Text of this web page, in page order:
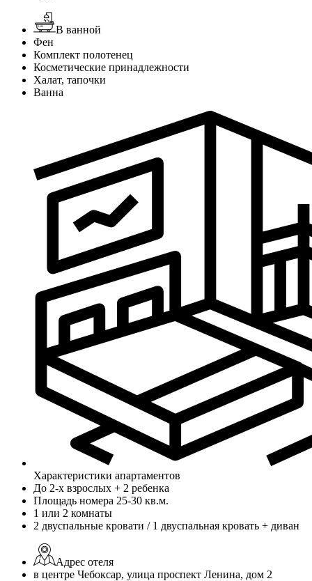
В ванной
Фен
Комплект полотенец
Косметические принадлежности
Халат, тапочки
Ванна
Характеристики апартаментов
До 2-х взрослых + 2 ребенка
Площадь номера 25-30 кв.м.
1 или 2 комнаты
2 двуспальные кровати / 1 двуспальная кровать + диван
Адрес отеля
в центре Чебоксар, улица проспект Ленина, дом 2